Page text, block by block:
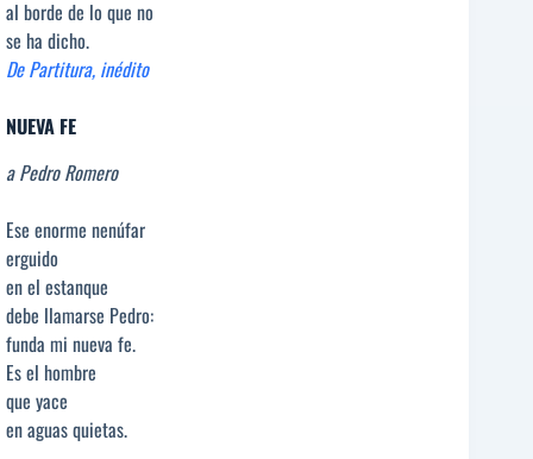
al borde de lo que no
se ha dicho.
De Partitura, inédito
NUEVA FE
a Pedro Romero
Ese enorme nenúfar
erguido
en el estanque
debe llamarse Pedro:
funda mi nueva fe.
Es el hombre
que yace
en aguas quietas.